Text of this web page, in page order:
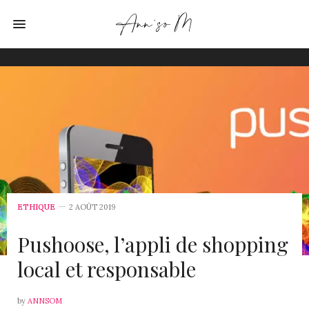
ETHIQUE 2 AOÛT 2019
Pushoose, l’appli de shopping
local et responsable
by ANNSOM